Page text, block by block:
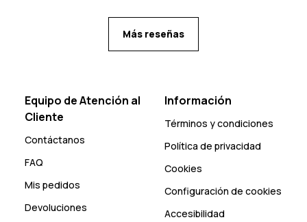
Más reseñas
Equipo de Atención al
Cliente
Contáctanos
FAQ
Mis pedidos
Devoluciones
Información
Términos y condiciones
Política de privacidad
Cookies
Configuración de cookies
Accesibilidad